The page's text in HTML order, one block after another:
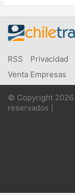
RSS Privacidad
Venta Empresas
© Copyright 2026
reservados |